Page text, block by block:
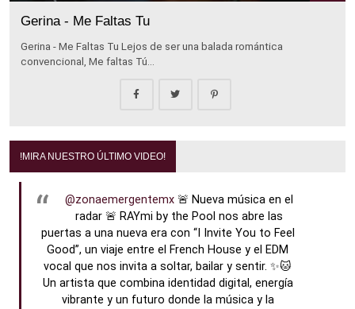
Gerina - Me Faltas Tu
Gerina - Me Faltas Tu Lejos de ser una balada romántica
convencional, Me faltas Tú…
!MIRA NUESTRO ÚLTIMO VIDEO!
@zonaemergentemx 🚨 Nueva música en el
radar 🚨 RAYmi by the Pool nos abre las
puertas a una nueva era con “I Invite You to Feel
Good”, un viaje entre el French House y el EDM
vocal que nos invita a soltar, bailar y sentir. ✨🐱
Un artista que combina identidad digital, energía
vibrante y un futuro donde la música y la